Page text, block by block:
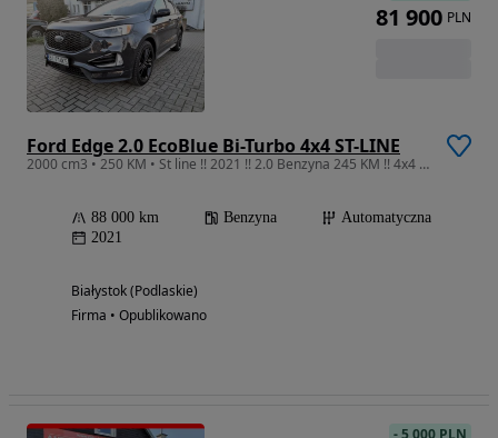
Ford Edge 2.0 EcoBlue Bi-Turbo 4x4 ST-LINE
2000 cm3 • 250 KM • St line !! 2021 !! 2.0 Benzyna 245 KM !! 4x4 !! 85 tys km !!
88 000 km Benzyna
Automatyczna
2021
Białystok (Podlaskie)
Firma • Opublikowano
81 900 PLN
-5 000 PLN